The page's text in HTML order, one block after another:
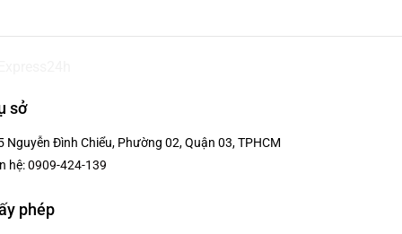
sở
Nguyễn Đình Chiểu, Phường 02, Quận 03, TPHCM
hệ:0909-424-139
phép